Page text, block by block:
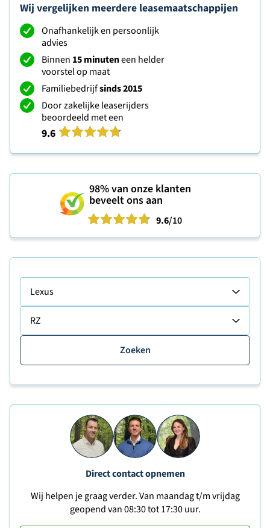
Wij vergelijken meerdere leasemaatschappijen
Onafhankelijk en persoonlijk
advies
Binnen 15 minuteneen helder
voorstel op maat
Familiebedrijfsinds 2015
Door zakelijke leaserijders
beoordeeld met een
9.6
98%van onze klanten
beveelt ons aan
9.6/10
Lexus
RZ
Zoeken
Direct contact opnemen
Wij helpen je graag verder. Van maandag t/m vrijdag
geopend van 08:30 tot 17:30 uur.